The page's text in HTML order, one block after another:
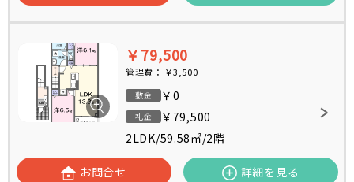
￥79,500
管理費： ￥3,500
敷金 ￥0
礼金
￥79,500
2LDK/59.58㎡/2階
お問合せ 詳細を見る